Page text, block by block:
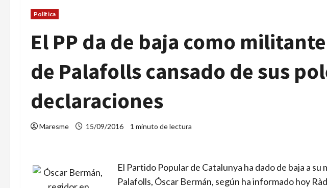
Política
El PP da de baja como
de Palafolls cansado de sus
declaraciones
Maresme 15/09/2016 1 minuto de lectura
El Partido Popular de Catalunya ha dado de baja a
Palafolls, Óscar Bermán, según ha informado hoy